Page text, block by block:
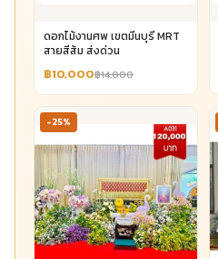
ดอกไม้งานศพ เขตมีนบุรี MRT
สายสีส้ม ส่งด่วน
฿10,000฿14,000
-25%